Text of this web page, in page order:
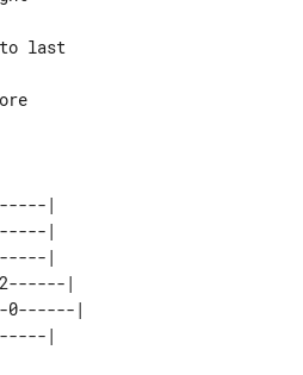
|
|
|
|
0------|